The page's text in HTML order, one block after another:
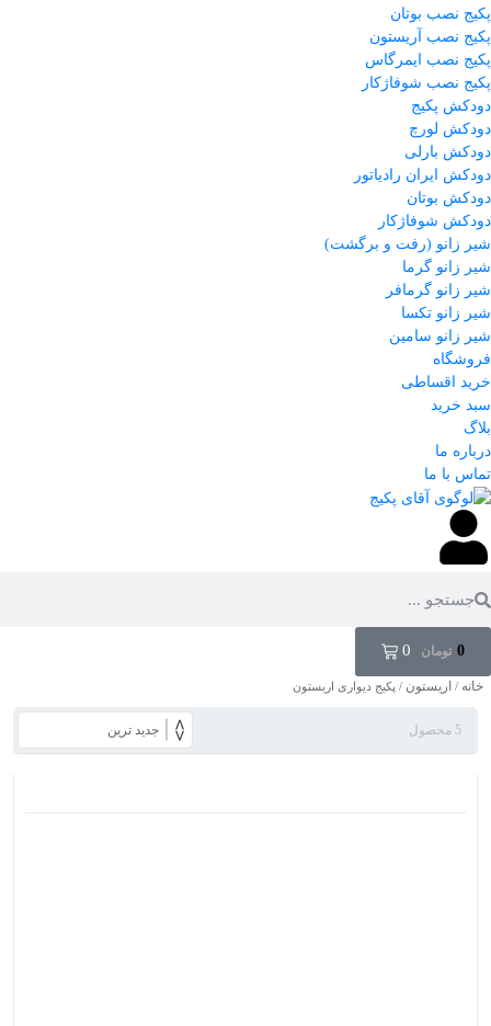
پکیج نصب بوتان
پکیج نصب آریستون
پکیج نصب ایمرگاس
پکیج نصب شوفاژکار
دودکش پکیج
دودکش لورچ
دودکش بارلی
دودکش ایران رادیاتور
دودکش بوتان
دودکش شوفاژکار
شیر زانو (رفت و برگشت)
شیر زانو گرما
شیر زانو گرمافر
شیر زانو تکسا
شیر زانو سامین
فروشگاه
خرید اقساطی
سبد خرید
بلاگ
درباره ما
تماس با ما
تومان 0
0
خانه / اریستون / پکیج دیواری اریستون
5 محصول